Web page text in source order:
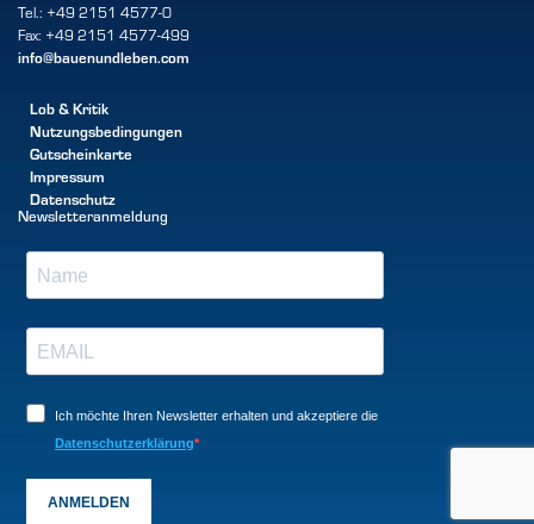
Tel.: +49 2151 4577-0
Fax: +49 2151 4577-499
info@bauenundleben.com
Lob & Kritik
Nutzungsbedingungen
Gutscheinkarte
Impressum
Datenschutz
Newsletteranmeldung
Ich möchte Ihren Newsletter erhalten und akzeptiere die
Datenschutzerklärung
ANMELDEN